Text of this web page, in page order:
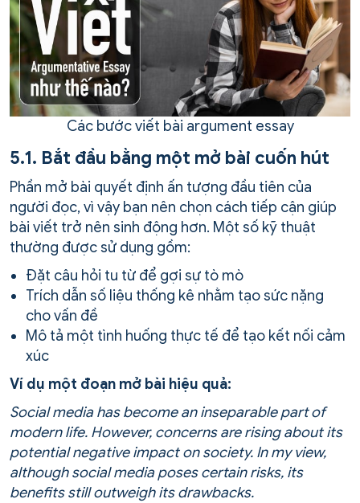
Các bước viết bài argument essay
5.1. Bắt đầu bằng một mở bài cuốn hút
Phần mở bài quyết định ấn tượng đầu tiên của
người đọc, vì vậy bạn nên chọn cách tiếp cận giúp
bài viết trở nên sinh động hơn. Một số kỹ thuật
thường được sử dụng gồm:
Đặt câu hỏi tu từ để gợi sự tò mò
Trích dẫn số liệu thống kê nhằm tạo sức nặng
cho vấn đề
Mô tả một tình huống thực tế để tạo kết nối cảm
xúc
Ví dụ một đoạn mở bài hiệu quả:
Social media has become an inseparable part of
modern life. However, concerns are rising about its
potential negative impact on society. In my view,
although social media poses certain risks, its
benefits still outweigh its drawbacks.